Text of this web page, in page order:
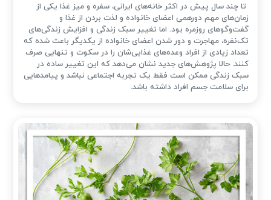
تا چند سال پیش در اکثر خانه‌های ایرانی، سفره و میز غذا یکی از
زمان‌های مهم دورهمی اعضای خانواده و لذت بردن از غذا و
گفت‌وگوهای روزمره بود. اما تغییر سبک زندگی و افزایش زندگی‌های
تک‌نفره، مهاجرت و دور شدن اعضای خانواده از یکدیگر باعث شده که
تعداد زیادی از افراد وعده‌های غذایی‌شان را در سکوت و تنهایی صرف
کنند. حالا پژوهش‌های جدید نشان می‌دهد که این تغییر ساده در
سبک زندگی ممکن است فقط یک تجربه اجتماعی نباشد و پیامدهایی
برای سلامت جسم افراد داشته باشد.